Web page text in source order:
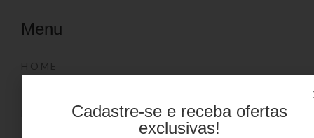
Menu
HOME
DÚVIDAS FREQUENTES
Cadastre-se e receba ofertas
exclusivas!